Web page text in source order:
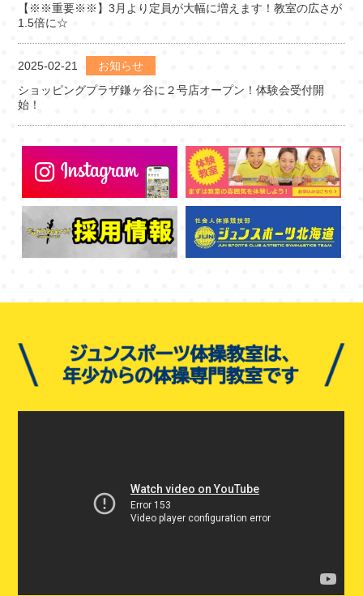
【※※重要※※】3月より定員が大幅に増えます！教室の広さが
1.5倍に☆
2025-02-21
お知らせ
ショッピングプラザ鎌ヶ谷に２号店オープン！体験会受付開
始！